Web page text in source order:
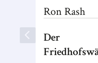
Ron Rash
Der